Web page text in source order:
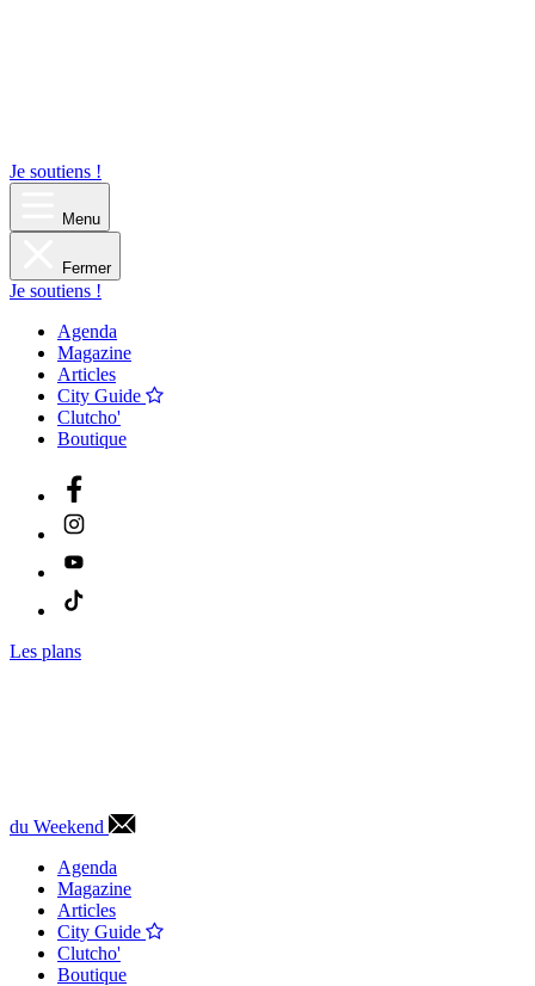
Je soutiens !
Menu
Fermer
Je soutiens !
Agenda
Magazine
Articles
City Guide
Clutcho'
Boutique
Les plans
du Weekend
Agenda
Magazine
Articles
City Guide
Clutcho'
Boutique